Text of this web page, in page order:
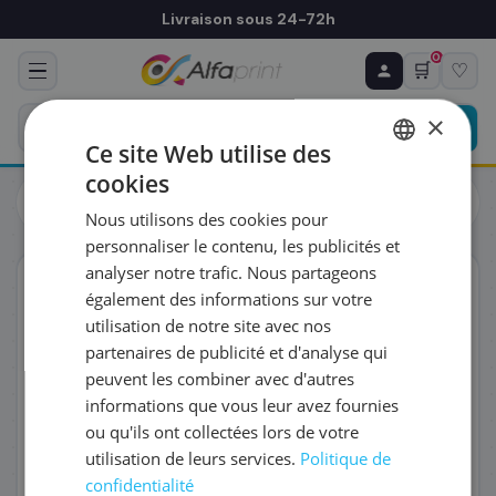
Livraison sous 24-72h
🛒
0
♡
Cartouches
Epson
haute capacité, 7 000 pages
ORIGINAL
♻ COMMANDE RÉCURRENTE
Prévoyez & économisez
Programmez votre prochain achat — notre équipe
vous prépare un devis personnalisé
RÉFÉRENCE DU PRODUIT
FRÉQUENCE
QUANTITÉ PAR LIVRAISON
DATE DE PREMIÈRE LIVRAISON SOUHAITÉE
×
Ce site Web utilise des
cookies
Nous utilisons des cookies pour
personnaliser le contenu, les publicités et
analyser notre trafic. Nous partageons
également des informations sur votre
utilisation de notre site avec nos
partenaires de publicité et d'analyse qui
peuvent les combiner avec d'autres
informations que vous leur avez fournies
ou qu'ils ont collectées lors de votre
utilisation de leurs services. Politique de
confidentialité